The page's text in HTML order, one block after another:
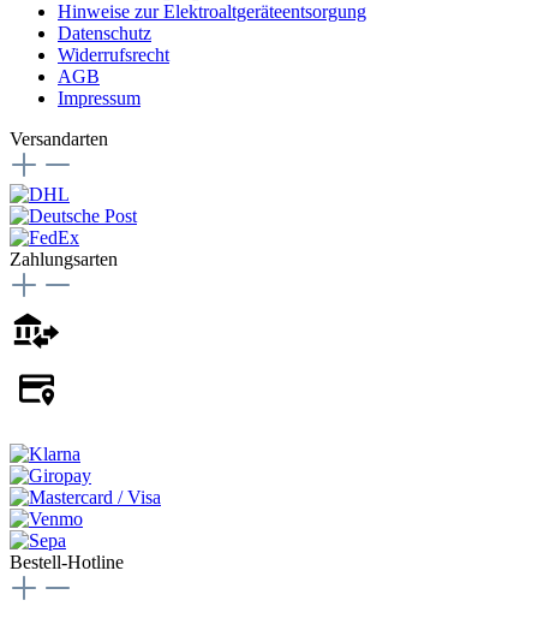
Hinweise zur Elektroaltgeräteentsorgung
Datenschutz
Widerrufsrecht
AGB
Impressum
Versandarten
Zahlungsarten
Bestell-Hotline